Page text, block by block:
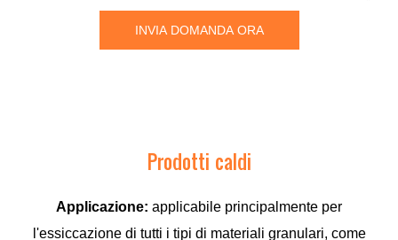
INVIA DOMANDA ORA
Prodotti caldi
Applicazione: applicabile principalmente per
l'essiccazione di tutti i tipi di materiali granulari, come